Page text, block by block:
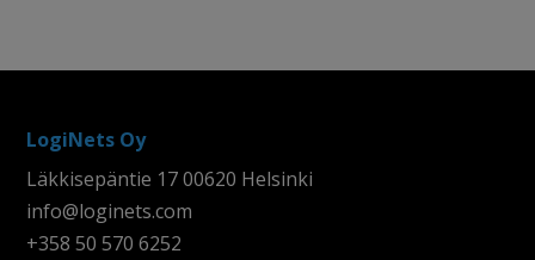
LogiNets Oy
Läkkisepäntie 17 00620 Helsinki
info@loginets.com
+358 50 570 6252